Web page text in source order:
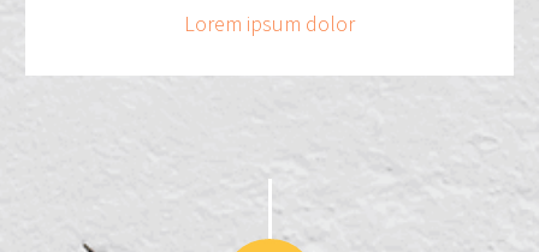
Lorem ipsum dolor